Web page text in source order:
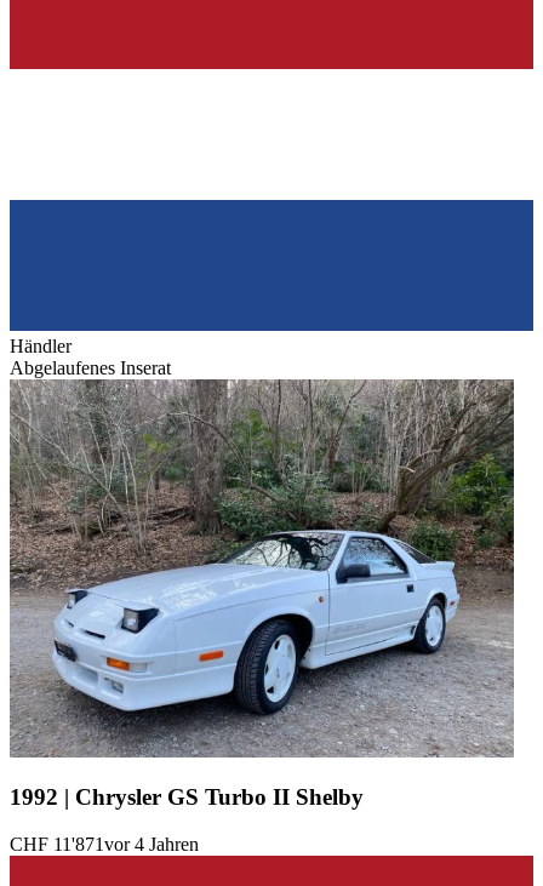
Händler
Abgelaufenes Inserat
1992 | Chrysler GS Turbo II Shelby
CHF 11'871vor 4 Jahren